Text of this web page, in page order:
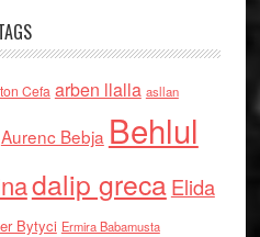
Cefa arben llalla asllan
Aurenc Bebja Behlul
dalip grecaElida
Bytyci Ermira Babamusta